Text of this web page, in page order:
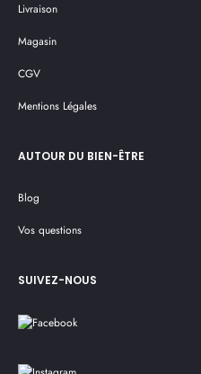
Livraison
Magasin
CGV
Mentions Légales
AUTOUR DU BIEN-ÊTRE
Blog
Vos questions
SUIVEZ-NOUS